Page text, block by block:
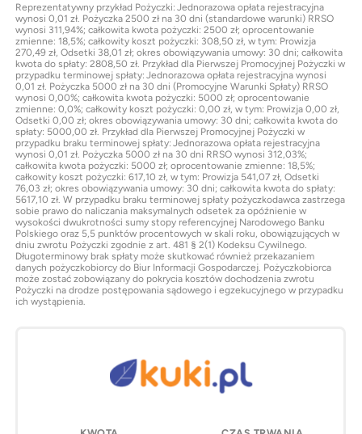
Reprezentatywny przykład Pożyczki: Jednorazowa opłata rejestracyjna
wynosi 0,01 zł. Pożyczka 2500 zł na 30 dni (standardowe warunki) RRSO
wynosi 311,94%; całkowita kwota pożyczki: 2500 zł; oprocentowanie
zmienne: 18,5%; całkowity koszt pożyczki: 308,50 zł, w tym: Prowizja
270,49 zł, Odsetki 38,01 zł; okres obowiązywania umowy: 30 dni; całkowita
kwota do spłaty: 2808,50 zł. Przykład dla Pierwszej Promocyjnej Pożyczki w
przypadku terminowej spłaty: Jednorazowa opłata rejestracyjna wynosi
0,01 zł. Pożyczka 5000 zł na 30 dni (Promocyjne Warunki Spłaty) RRSO
wynosi 0,00%; całkowita kwota pożyczki: 5000 zł; oprocentowanie
zmienne: 0,0%; całkowity koszt pożyczki: 0,00 zł, w tym: Prowizja 0,00 zł,
Odsetki 0,00 zł; okres obowiązywania umowy: 30 dni; całkowita kwota do
spłaty: 5000,00 zł. Przykład dla Pierwszej Promocyjnej Pożyczki w
przypadku braku terminowej spłaty: Jednorazowa opłata rejestracyjna
wynosi 0,01 zł. Pożyczka 5000 zł na 30 dni RRSO wynosi 312,03%;
całkowita kwota pożyczki: 5000 zł; oprocentowanie zmienne: 18,5%;
całkowity koszt pożyczki: 617,10 zł, w tym: Prowizja 541,07 zł, Odsetki
76,03 zł; okres obowiązywania umowy: 30 dni; całkowita kwota do spłaty:
5617,10 zł. W przypadku braku terminowej spłaty pożyczkodawca zastrzega
sobie prawo do naliczania maksymalnych odsetek za opóźnienie w
wysokości dwukrotności sumy stopy referencyjnej Narodowego Banku
Polskiego oraz 5,5 punktów procentowych w skali roku, obowiązujących w
dniu zwrotu Pożyczki zgodnie z art. 481 § 2(1) Kodeksu Cywilnego.
Długoterminowy brak spłaty może skutkować również przekazaniem
danych pożyczkobiorcy do Biur Informacji Gospodarczej. Pożyczkobiorca
może zostać zobowiązany do pokrycia kosztów dochodzenia zwrotu
Pożyczki na drodze postępowania sądowego i egzekucyjnego w przypadku
ich wystąpienia.